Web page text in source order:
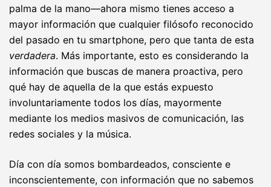
palma de la mano—ahora mismo tienes acceso a
mayor información que cualquier filósofo reconocido
del pasado en tu smartphone, pero que tanta de esta
verdadera. Más importante, esto es considerando la
información que buscas de manera proactiva, pero
qué hay de aquella de la que estás expuesto
involuntariamente todos los días, mayormente
mediante los medios masivos de comunicación, las
redes sociales y la música.
Día con día somos bombardeados, consciente e
inconscientemente, con información que no sabemos